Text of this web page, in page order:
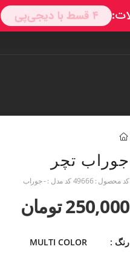
جوراب تچر
کد محصول : 49666کد مدل :- جوراب
250,000 تومان
رنگ : MULTI COLOR